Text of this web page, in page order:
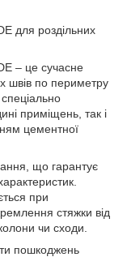
для роздільних
– це сучасне
швів по периметру
приміщень, так і
цементної
що гарантує
при
стяжки від
чи сходи.
пошкоджень